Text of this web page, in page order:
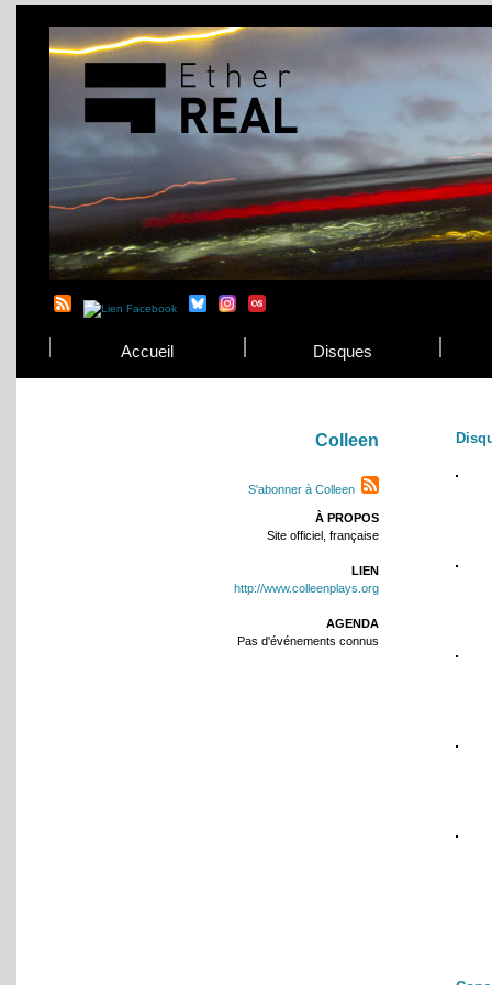
Accueil Disques
Colleen
S'abonner à Colleen
À PROPOS
Site officiel, française
LIEN
http://www.colleenplays.org
AGENDA
Pas d'événements connus